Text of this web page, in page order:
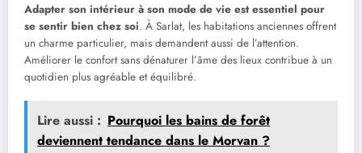
Adapter son intérieur à son mode de vie est essentiel pour
se sentir bien chez soi. À Sarlat, les habitations anciennes offrent
un charme particulier, mais demandent aussi de l’attention.
Améliorer le confort sans dénaturer l’âme des lieux contribue à un
quotidien plus agréable et équilibré.
Lire aussi : Pourquoi les bains de forêt
deviennent tendance dans le Morvan ?